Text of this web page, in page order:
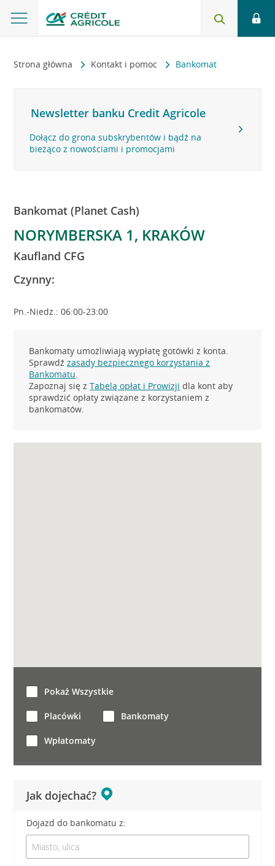
Strona główna Kontakt i pomoc Bankomat
Newsletter banku Credit Agricole
Dołącz do grona subskrybentów i bądź na
bieżąco z nowościami i promocjami
Bankomat (Planet Cash)
NORYMBERSKA 1, KRAKÓW
Kaufland CFG
Czynny:
Pn.-Niedz.: 06:00-23:00
Bankomaty umożliwiają wypłatę gotówki z konta.
Sprawdźzasady bezpiecznego korzystania z
Bankomatu.
Zapoznaj się zTabelą opłat i Prowizji dla kont aby
sprawdzić opłaty związane z korzystaniem z
bankomatów.
Jak dojechać?
Dojazd do bankomatu z:
Pokaż Wszystkie
Placówki Bankomaty
Wpłatomaty